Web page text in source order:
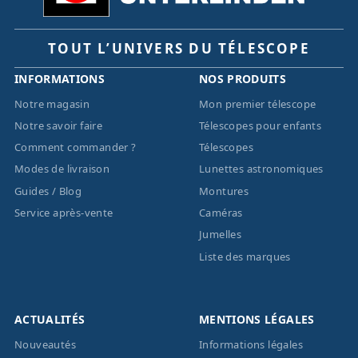
TOUT L’UNIVERS DU TÉLESCOPE
INFORMATIONS
Notre magasin
Notre savoir faire
Comment commander ?
Modes de livraison
Guides / Blog
Service après-vente
NOS PRODUITS
Mon premier télescope
Télescopes pour enfants
Télescopes
Lunettes astronomiques
Montures
Caméras
Jumelles
Liste des marques
ACTUALITÉS
Nouveautés
MENTIONS LÉGALES
Informations légales